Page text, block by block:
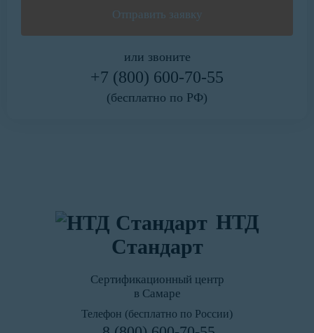
или звоните
+7 (800) 600-70-55
(бесплатно по РФ)
НТД
Стандарт
Сертификационный центр
в Самаре
Телефон (бесплатно по России)